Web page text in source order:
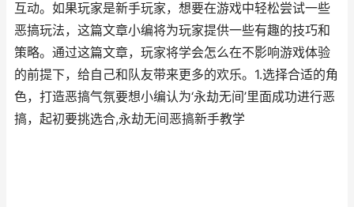
互动。如果玩家是新手玩家，想要在游戏中轻松尝试一些
恶搞玩法，这篇文章小编将为玩家提供一些有趣的技巧和
策略。通过这篇文章，玩家将学会怎么在不影响游戏体验
的前提下，给自己和队友带来更多的欢乐。1.选择合适的角
色，打造恶搞气氛要想小编认为‘永劫无间’里面成功进行恶
搞，起初要挑选合,永劫无间恶搞新手教学